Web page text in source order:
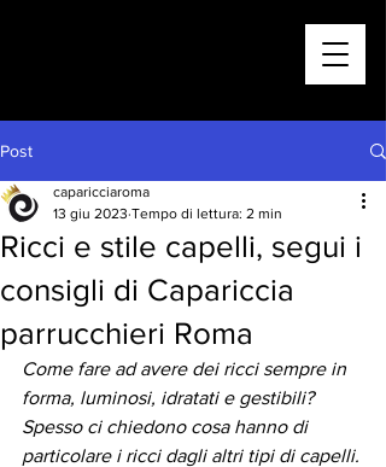
Post
Ricci e stile capelli, segui i
consigli di Capariccia
parrucchieri Roma
caparicciaroma
13 giu 2023 Tempo di lettura: 2 min
Come fare ad avere dei ricci sempre in
forma, luminosi, idratati e gestibili?
Spesso ci chiedono cosa hanno di
particolare i ricci dagli altri tipi di capelli.